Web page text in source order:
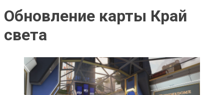
Обновление карты Край
света